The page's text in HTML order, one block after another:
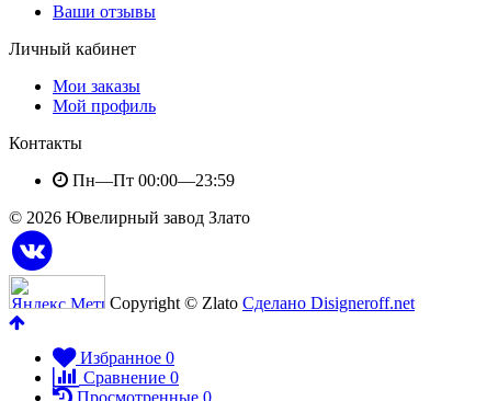
Ваши отзывы
Личный кабинет
Мои заказы
Мой профиль
Контакты
Пн—Пт 00:00—23:59
© 2026 Ювелирный завод Злато
Copyright © Zlato Сделано Disigneroff.net
Избранное 0
Сравнение 0
Просмотренные 0